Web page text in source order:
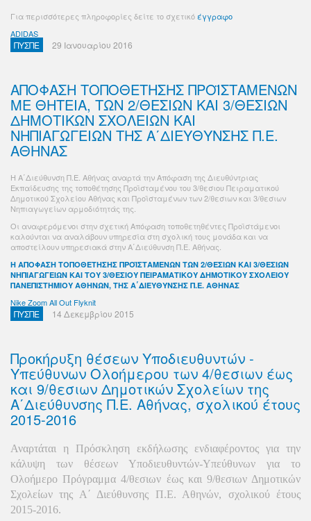
Για περισσότερες πληροφορίες δείτε το σχετικόέγγραφο
ADIDAS
ΠΥΣΠΕ 29 Ιανουαρίου 2016
ΑΠΟΦΑΣΗ ΤΟΠΟΘΕΤΗΣΗΣ ΠΡΟΪΣΤΑΜΕΝΩΝ
ΜΕ ΘΗΤΕΙΑ, ΤΩΝ 2/ΘΕΣΙΩΝ ΚΑΙ 3/ΘΕΣΙΩΝ
ΔΗΜΟΤΙΚΩΝ ΣΧΟΛΕΙΩΝ ΚΑΙ
ΝΗΠΙΑΓΩΓΕΙΩΝ ΤΗΣ Α΄ΔΙΕΥΘΥΝΣΗΣ Π.Ε.
ΑΘΗΝΑΣ
Η Α΄Διεύθυνση Π.Ε. Αθήνας αναρτά την Απόφαση της Διευθύντριας
Εκπαίδευσης της τοποθέτησης Προϊσταμένου του 3/θεσιου Πειραματικού
Δημοτικού Σχολείου Αθήνας και Προϊσταμένων των 2/θεσιων και 3/θεσιων
Νηπιαγωγείων αρμοδιότητάς της.
Οι αναφερόμενοι στην σχετική Απόφαση τοποθετηθέντες Προϊστάμενοι
καλούνται να αναλάβουν υπηρεσία στη σχολική τους μονάδα και να
αποστείλουν υπηρεσιακά στην Α΄Διεύθυνση Π.Ε. Αθήνας.
Η ΑΠΟΦΑΣΗ ΤΟΠΟΘΕΤΗΣΗΣ ΠΡΟΪΣΤΑΜΕΝΩΝ ΤΩΝ 2/ΘΕΣΙΩΝ ΚΑΙ 3/ΘΕΣΙΩΝ
ΝΗΠΙΑΓΩΓΕΙΩΝ ΚΑΙ ΤΟΥ 3/ΘΕΣΙΟΥ ΠΕΙΡΑΜΑΤΙΚΟΥ ΔΗΜΟΤΙΚΟΥ ΣΧΟΛΕΙΟΥ
ΠΑΝΕΠΙΣΤΗΜΙΟΥ ΑΘΗΝΩΝ, ΤΗΣ Α΄ΔΙΕΥΘΥΝΣΗΣ Π.Ε. ΑΘΗΝΑΣ
Nike Zoom All Out Flyknit
ΠΥΣΠΕ 14 Δεκεμβρίου 2015
Προκήρυξη θέσεων Υποδιευθυντών -
Υπεύθυνων Ολοήμερου των 4/θεσιων έως
και 9/θεσιων Δημοτικών Σχολείων της
Α΄Διεύθυνσης Π.Ε. Αθήνας, σχολικού έτους
2015-2016
Αναρτάται η Πρόσκληση εκδήλωσης ενδιαφέροντος για την
κάλυψη των θέσεων Υποδιευθυντών-Υπεύθυνων για το
Ολοήμερο Πρόγραμμα 4/θεσιων έως και 9/θεσιων Δημοτικών
Σχολείων της Α΄ Διεύθυνσης Π.Ε. Αθηνών, σχολικού έτους
2015-2016.